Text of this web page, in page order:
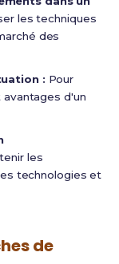
les techniques
des
: Pour
d'un
les
technologies et
de